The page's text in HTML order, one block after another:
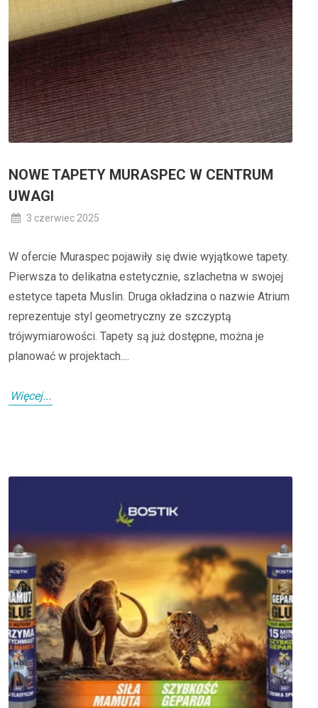
NOWE TAPETY MURASPEC W CENTRUM
UWAGI
3 czerwiec 2025
W ofercie Muraspec pojawiły się dwie wyjątkowe tapety.
Pierwsza to delikatna estetycznie, szlachetna w swojej
estetyce tapeta Muslin. Druga okładzina o nazwie Atrium
reprezentuje styl geometryczny ze szczyptą
trójwymiarowości. Tapety są już dostępne, można je
planować w projektach....
Więcej...